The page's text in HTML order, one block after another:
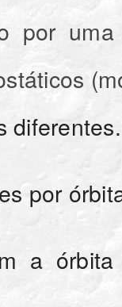
por
diferentes.
por
a órbita